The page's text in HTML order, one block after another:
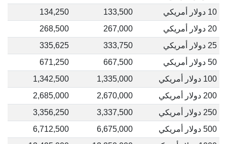
10 دولار أمريكي
133,500
134,250
20 دولار أمريكي
267,000
268,500
25 دولار أمريكي
333,750
335,625
50 دولار أمريكي
667,500
671,250
100 دولار أمريكي
1,335,000
1,342,500
200 دولار أمريكي
2,670,000
2,685,000
250 دولار أمريكي
3,337,500
3,356,250
500 دولار أمريكي
6,675,000
6,712,500